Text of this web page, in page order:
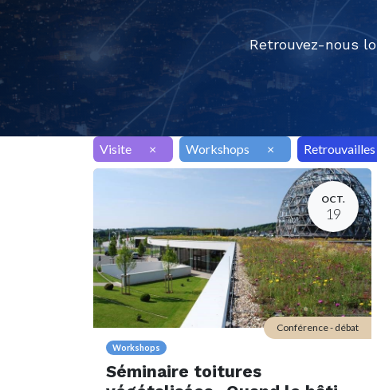
Retrouvez-nous
Visite × Workshops × Retrouvailles
OCT.
19
Workshops
Séminaire toitures
Conférence - débat